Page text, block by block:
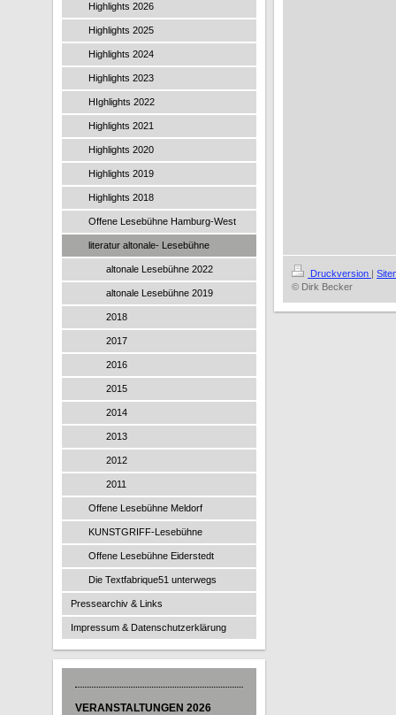
Highlights 2026
Highlights 2025
Highlights 2024
Highlights 2023
HIghlights 2022
Highlights 2021
Highlights 2020
Highlights 2019
Highlights 2018
Offene Lesebühne Hamburg-West
literatur altonale- Lesebühne
altonale Lesebühne 2022
altonale Lesebühne 2019
2018
2017
2016
2015
2014
2013
2012
2011
Offene Lesebühne Meldorf
KUNSTGRIFF-Lesebühne
Offene Lesebühne Eiderstedt
Die Textfabrique51 unterwegs
Pressearchiv & Links
Impressum & Datenschutzerklärung
VERANSTALTUNGEN 2026
Druckversion |
© Dirk Becker